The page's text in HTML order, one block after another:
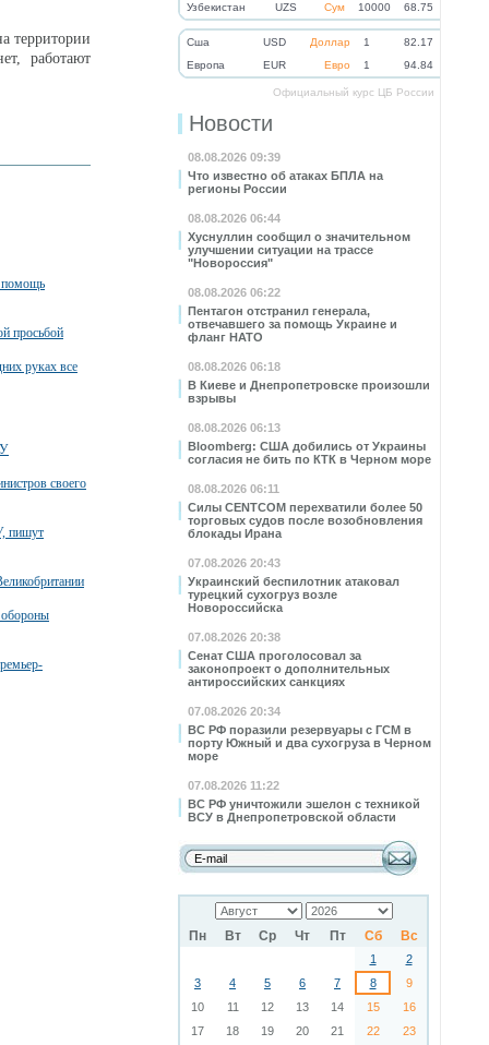
Узбекистан
UZS Сум 10000 68.75
Cша USD Доллар 1
82.17
Eвропа
EUR Евро 1 94.84
Официальный курс ЦБ России
Новости
08.08.2026 09:39
Что известно об атаках БПЛА на
регионы России
08.08.2026 06:44
Хуснуллин сообщил о значительном
улучшении ситуации на трассе
"Новороссия"
08.08.2026 06:22
Пентагон отстранил генерала,
отвечавшего за помощь Украине и
фланг НАТО
08.08.2026 06:18
В Киеве и Днепропетровске произошли
взрывы
08.08.2026 06:13
Bloomberg: США добились от Украины
согласия не бить по КТК в Черном море
08.08.2026 06:11
Силы CENTCOM перехватили более 50
торговых судов после возобновления
блокады Ирана
07.08.2026 20:43
Украинский беспилотник атаковал
турецкий сухогруз возле
Новороссийска
07.08.2026 20:38
Сенат США проголосовал за
законопроект о дополнительных
антироссийских санкциях
07.08.2026 20:34
ВС РФ поразили резервуары с ГСМ в
порту Южный и два сухогруза в Черном
море
07.08.2026 11:22
ВС РФ уничтожили эшелон с техникой
ВСУ в Днепропетровской области
Пн Вт Ср Чт Пт Сб Вс
1
2
3
4 5 6 7 8
9
10
11 12 13 14 15
16
17
18 19 20 21 22
23
территории
работают
помощь
просьбой
руках все
своего
пишут
обороны